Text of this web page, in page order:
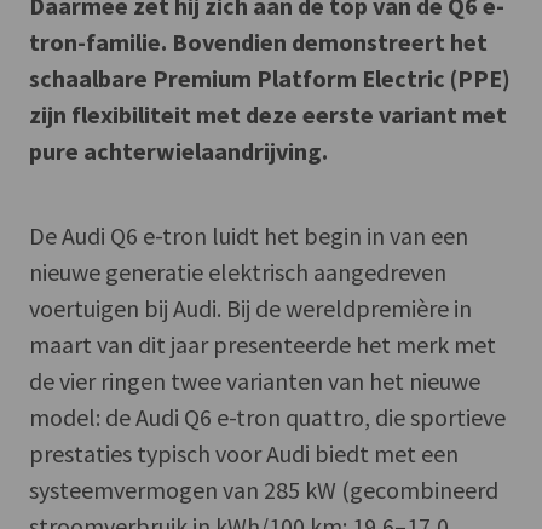
tron-familie. Bovendien demonstreert het
schaalbare Premium Platform Electric (PPE)
zijn flexibiliteit met deze eerste variant met
pure achterwielaandrijving.
De Audi Q6 e-tron luidt het begin in van een
nieuwe generatie elektrisch aangedreven
voertuigen bij Audi. Bij de wereldpremière in
maart van dit jaar presenteerde het merk met
de vier ringen twee varianten van het nieuwe
model: de Audi Q6 e-tron quattro, die sportieve
prestaties typisch voor Audi biedt met een
systeemvermogen van 285 kW (gecombineerd